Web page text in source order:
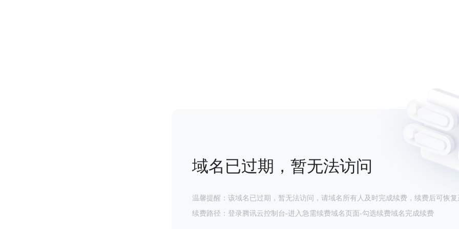
域名已过期，暂无法访问
温馨提醒：该域名已过期，暂无法访问，请域名所有人及时完成续费，续费后可恢复
续费路径：登录腾讯云控制台-进入急需续费域名页面-勾选续费域名完成续费